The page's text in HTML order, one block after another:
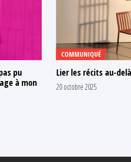
pu
à mon
COMMUNIQUÉ
Lier les récits au-
20 octobre 2025